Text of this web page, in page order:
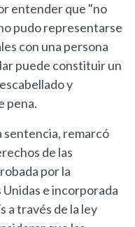
entender que "no
pudo representarse
con una persona
puede constituir un
y
pena.
sentencia, remarcó
de las
por la
e incorporada
a través de la ley